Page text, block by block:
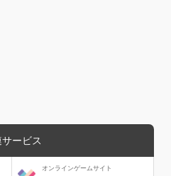
ービス
オンラインゲームサイト